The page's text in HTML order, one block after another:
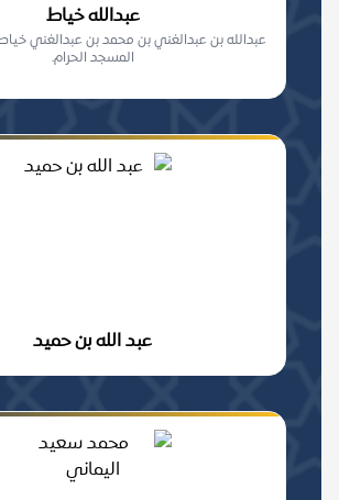
عبدالله خياط
عبدالله بن عبدالغني بن محمد بن عبدالغني
المسجد الحرام.
عبد الله بن حميد